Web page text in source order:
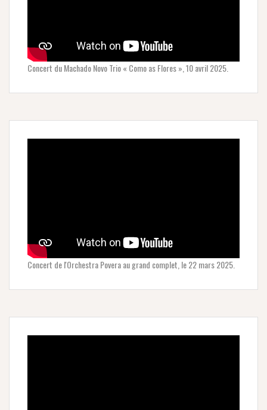
Concert du Machado Novo Trio « Como as Flores », 10 avril 2025.
Concert de l'Orchestra Povera au grand complet, le 22 mars 2025.